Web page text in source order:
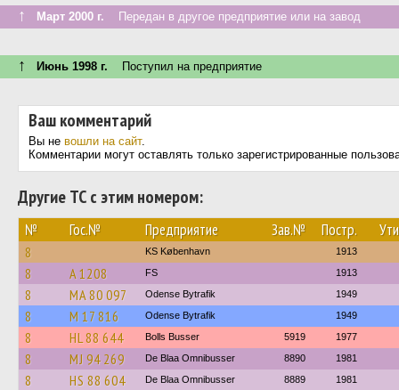
↑ Март 2000 г. Передан в другое предприятие или на завод
↑ Июнь 1998 г. Поступил на предприятие
Ваш комментарий
Вы не вошли на сайт.
Комментарии могут оставлять только зарегистрированные
Другие ТС с этим номером:
№ Гос.№ Предприятие Зав.№ Постр.
8 KS København 1913
8 A 1208 FS 1913
8 MA 80 097 Odense Bytrafik 1949
8 M 17 816 Odense Bytrafik 1949
8 HL 88 644 Bolls Busser 5919 1977
8 MJ 94 269 De Blaa Omnibusser 8890 1981
8 HS 88 604 De Blaa Omnibusser 8889 1981